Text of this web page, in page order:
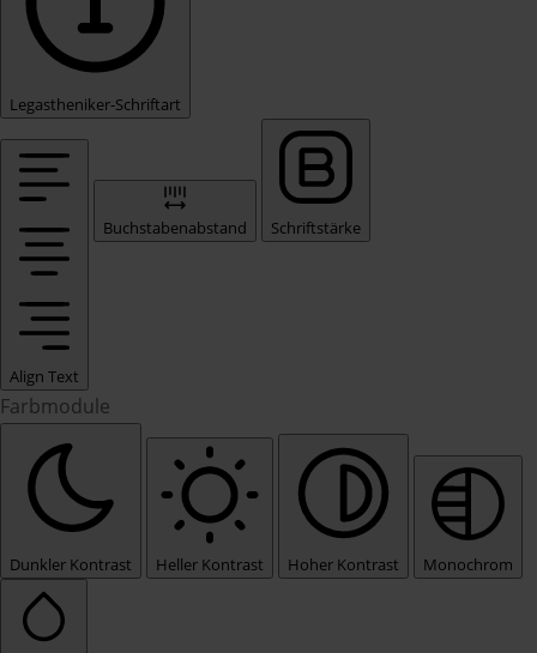
Legastheniker-Schriftart
Align Text
Buchstabenabstand Schriftstärke
Farbmodule
Dunkler Kontrast Heller Kontrast Hoher Kontrast Monochrom